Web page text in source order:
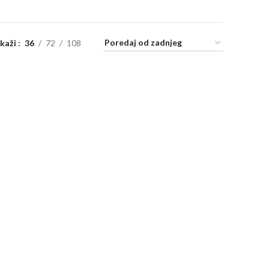
36 72 108